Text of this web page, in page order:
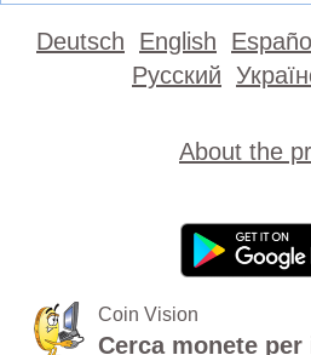
Deutsch English
Русский
About the
Coin Vision
Cerca monete